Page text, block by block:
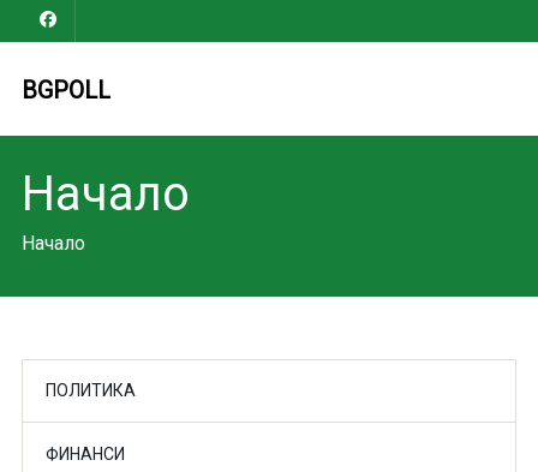
BGPOLL
Начало
Начало
ПОЛИТИКА
ФИНАНСИ